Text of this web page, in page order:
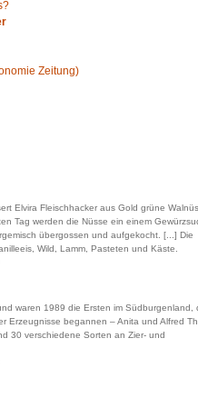
Zeitung)
Elvira Fleischhacker aus Gold grüne
Tag werden die Nüsse ein einem
übergossen und aufgekocht. [...] Die
Wild, Lamm, Pasteten und Käste.
waren 1989 die Ersten im Südburgenland,
Erzeugnisse begannen – Anita und Alfred
30 verschiedene Sorten an Zier- und